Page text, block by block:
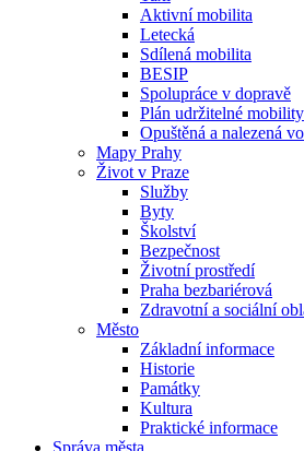
Aktivní mobilita
Letecká
Sdílená mobilita
BESIP
Spolupráce v dopravě
Plán udržitelné mobility
Opuštěná a nalezená
Mapy Prahy
Život v Praze
Služby
Byty
Školství
Bezpečnost
Životní prostředí
Praha bezbariérová
Zdravotní a sociální
Město
Základní informace
Historie
Památky
Kultura
Praktické informace
Správa města